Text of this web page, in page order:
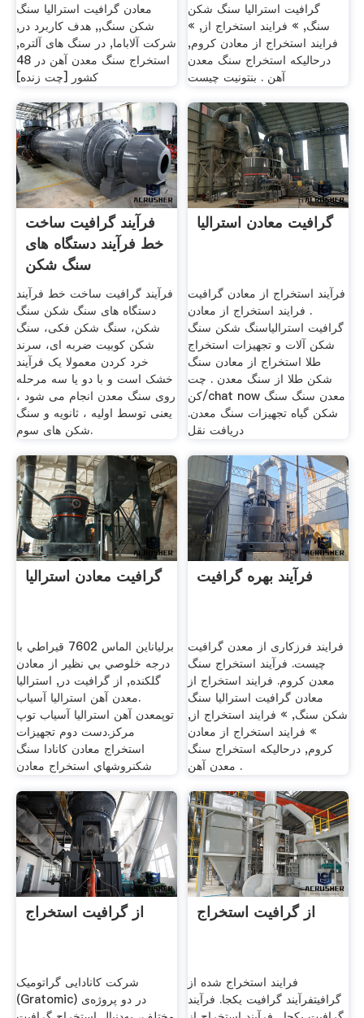
معادن گرافیت استرالیا سنگ
شکن سنگ,, هدف کاربرد در,
شرکت آلاباما, در سنگ های آلتره,
استخراج سنگ معدن آهن در 48
کشور [چت زنده]
گرافیت استرالیا سنگ شکن
سنگ, » فرایند استخراج از, »
فرایند استخراج از معادن کروم,
درحالیکه استخراج سنگ معدن
آهن . بنتونیت چیست
فرآیند گرافیت ساخت
خط فرآیند دستگاه های
سنگ شکن
فرآیند گرافیت ساخت خط فرآیند
دستگاه های سنگ شکن سنگ
شکن، سنگ شکن فکی، سنگ
شکن کوبیت ضربه ای، سرند
خرد کردن معمولا یک فرآیند
خشک است و با دو یا سه مرحله
روی سنگ معدن انجام می شود ،
یعنی توسط اولیه ، ثانویه و سنگ
شکن های سوم.
گرافیت معادن استرالیا
فرآیند استخراج از معادن گرافیت
. فرایند استخراج از معادن
گرافیت استرالیاسنگ شکن سنگ
شکن آلات و تجهیزات استخراج
طلا استخراج از معادن سنگ
شکن طلا از سنگ معدن . چت
کن/chat now معدن سنگ سنگ
شکن گیاه تجهیزات سنگ معدن.
دریافت نقل
گرافیت معادن استرالیا
برلیاناين الماس 7602 قيراطي با
درجه خلوصي بي نظير از معادن
گلكنده, از گرافیت در, استرالیا
.معدن آهن استرالیا آسیاب
توپمعدن آهن استرالیا آسیاب توپ
مرکز.دست دوم تجهیزات
استخراج معادن کانادا سنگ
شکنروشهاي استخراج معادن
فرآیند بهره گرافیت
فرایند فرزکاری از معدن گرافیت
چیست. فرآیند استخراج سنگ
معدن کروم. فرایند استخراج از
معادن گرافیت استرالیا سنگ
شکن سنگ, » فرایند استخراج از,
» فرایند استخراج از معادن
کروم, درحالیکه استخراج سنگ
معدن آهن .
از گرافیت استخراج
شرکت کانادایی گراتومیک
(Gratomic) در دو پروژه‌ی
از گرافیت استخراج
فرایند استخراج شده از
گرافیتفرآیند گرافیت یکجا. فرآیند